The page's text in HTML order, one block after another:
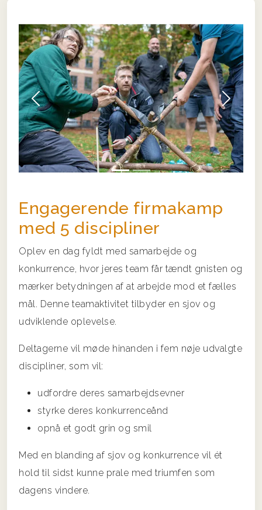
Forrige
Engagerende firmakamp
med 5 discipliner
Oplev en dag fyldt med samarbejde og
konkurrence, hvor jeres team får tændt gnisten og
mærker betydningen af at arbejde mod et fælles
mål. Denne teamaktivitet tilbyder en sjov og
udviklende oplevelse.
Deltagerne vil møde hinanden i fem nøje udvalgte
discipliner, som vil:
udfordre deres samarbejdsevner
styrke deres konkurrenceånd
opnå et godt grin og smil
Med en blanding af sjov og konkurrence vil ét
hold til sidst kunne prale med triumfen som
dagens vindere.